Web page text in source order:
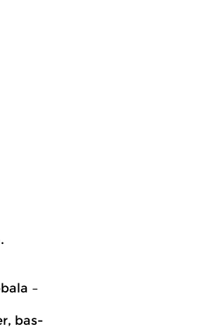
–
bas-